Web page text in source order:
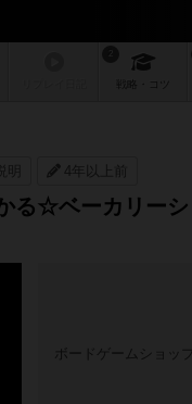
戦略
明 4年以上前
る☆ベーカリー
ボードゲームショッ